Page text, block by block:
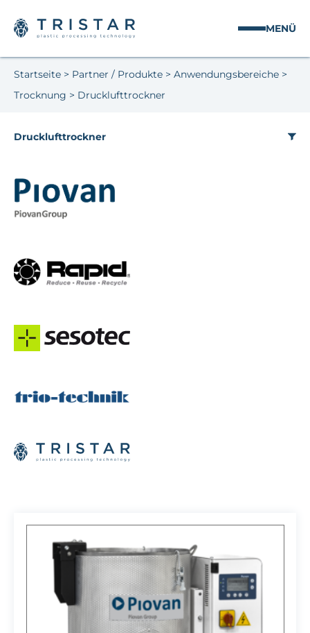
MENÜ
Startseite > Partner / Produkte > Anwendungsbereiche >
Trocknung > Drucklufttrockner
Drucklufttrockner